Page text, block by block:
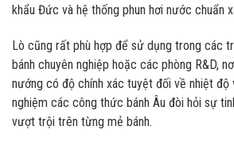
khẩu Đức và hệ thống phun hơi nước chuẩn
Lò cũng rất phù hợp để sử dụng trong các
bánh chuyên nghiệp hoặc các phòng R&D,
nướng có độ chính xác tuyệt đối về nhiệt
nghiệm các công thức bánh Âu đòi hỏi sự
vượt trội trên từng mẻ bánh.